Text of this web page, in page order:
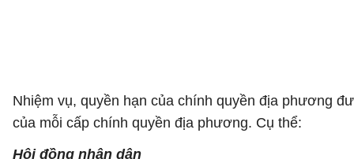
Nhiệm vụ, quyền hạn của chính quyền địa phương
của mỗi cấp chính quyền địa phương. Cụ thể:
Hội đồng nhân dân